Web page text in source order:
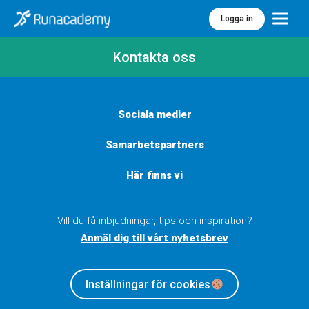
Logga in Meny
Kontakta oss
Sociala medier
Samarbetspartners
Här finns vi
Vill du få inbjudningar, tips och inspiration?
Anmäl dig till vårt nyhetsbrev
Inställningar för cookies